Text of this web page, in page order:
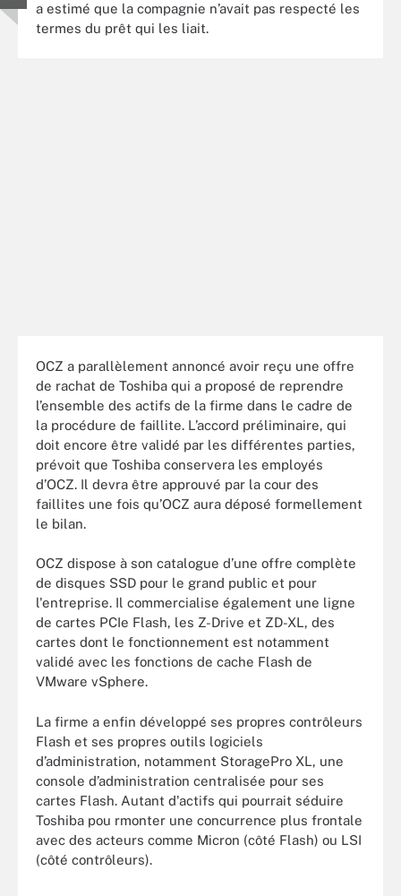
a estimé que la compagnie n’avait pas respecté les
termes du prêt qui les liait.
OCZ a parallèlement annoncé avoir reçu une offre
de rachat de Toshiba qui a proposé de reprendre
l’ensemble des actifs de la firme dans le cadre de
la procédure de faillite. L’accord préliminaire, qui
doit encore être validé par les différentes parties,
prévoit que Toshiba conservera les employés
d’OCZ. Il devra être approuvé par la cour des
faillites une fois qu’OCZ aura déposé formellement
le bilan.
OCZ dispose à son catalogue d’une offre complète
de disques SSD pour le grand public et pour
l'entreprise. Il commercialise également une ligne
de cartes PCIe Flash, les Z-Drive et ZD-XL, des
cartes dont le fonctionnement est notamment
validé avec les fonctions de cache Flash de
VMware vSphere.
La firme a enfin développé ses propres contrôleurs
Flash et ses propres outils logiciels
d’administration, notamment StoragePro XL, une
console d’administration centralisée pour ses
cartes Flash. Autant d'actifs qui pourrait séduire
Toshiba pou rmonter une concurrence plus frontale
avec des acteurs comme Micron (côté Flash) ou LSI
(côté contrôleurs).